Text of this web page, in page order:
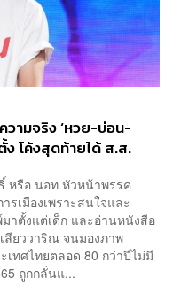
ามจริง ‘หวย-บ่อน-
ง โค้งสุดท้ายได้ ส.ส.
หรือ นอท หัวหน้าพรรค
เมืองเพราะสนใจและ
าตั้งแต่เด็ก และอ่านหนังสือ
ยววาริณ จนมองภาพ
เทศไทยตลอด 80 กว่าปีไม่มี
ถูกกลั่นแ...